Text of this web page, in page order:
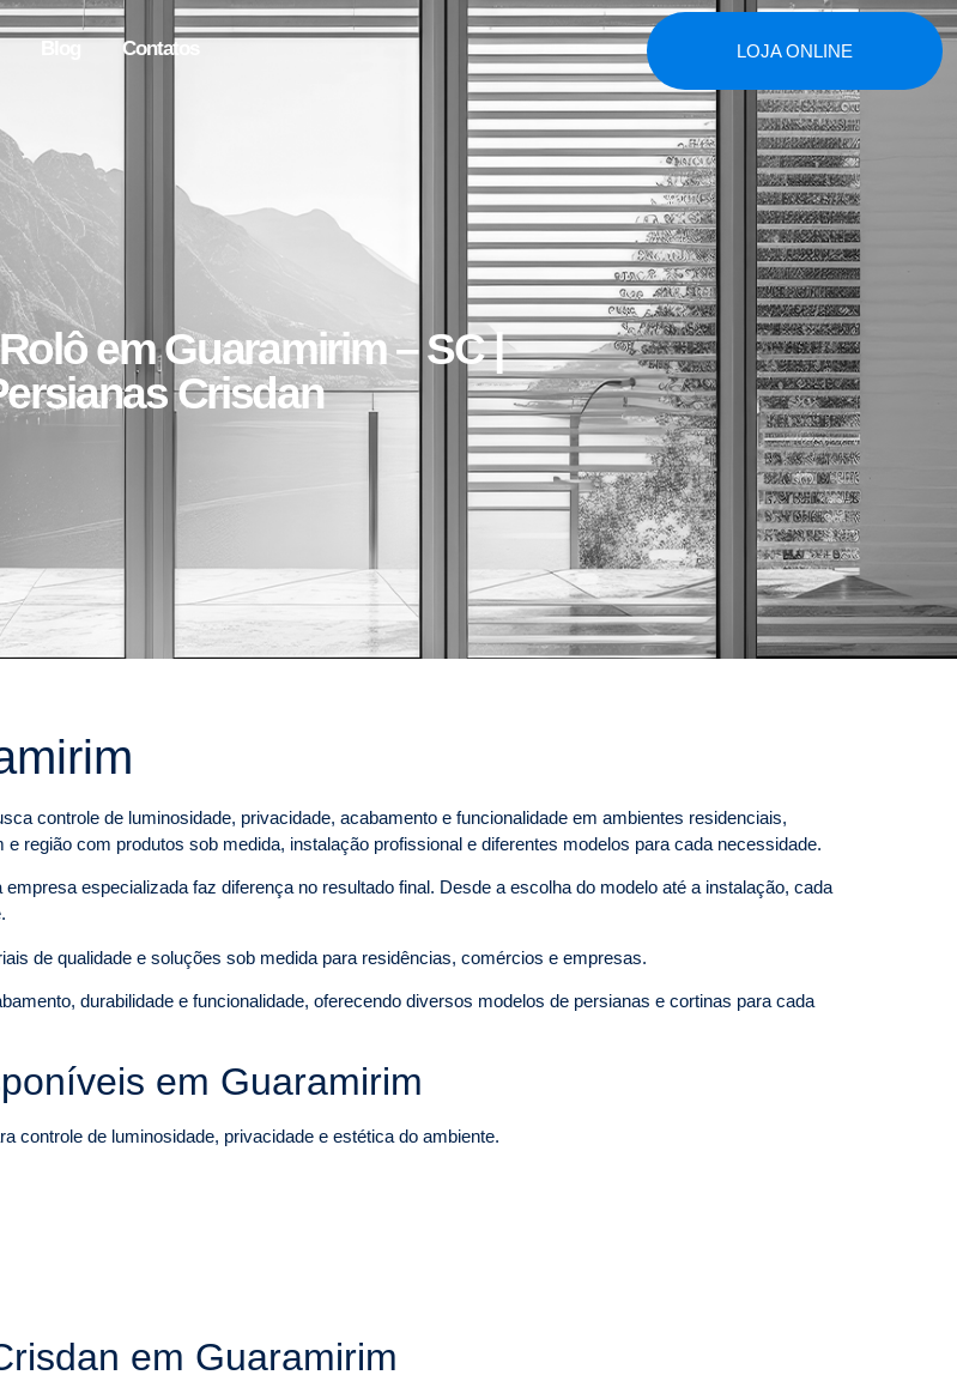
Contatos LOJA ONLINE
em Guaramirim – SC |
Crisdan
controle de luminosidade, privacidade, acabamento e funcionalidade em ambientes residenciais,
e região com produtos sob medida, instalação profissional e diferentes modelos para cada necessidade.
especializada faz diferença no resultado final. Desde a escolha do modelo até a instalação, cada
de qualidade e soluções sob medida para residências, comércios e empresas.
durabilidade e funcionalidade, oferecendo diversos modelos de persianas e cortinas para cada
em Guaramirim
controle de luminosidade, privacidade e estética do ambiente.
em Guaramirim